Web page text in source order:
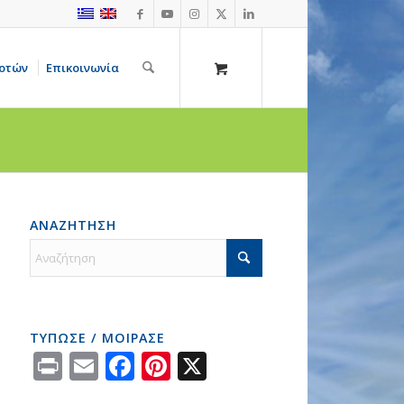
Επικοινωνία
ΑΝΑΖΗΤΗΣΗ
ΤΥΠΩΣΕ / ΜΟΙΡΑΣΕ
PrintEmailFacebook
Pinterest